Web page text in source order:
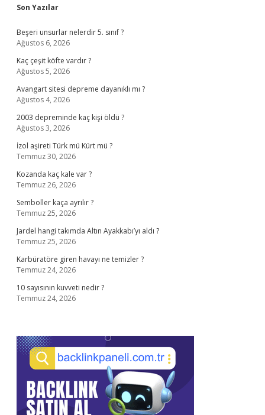
Sidebar
Son Yazılar
Beşeri unsurlar nelerdir 5. sınıf ?
Ağustos 6, 2026
Kaç çeşit köfte vardır ?
Ağustos 5, 2026
Avangart sitesi depreme dayanıklı mı ?
Ağustos 4, 2026
2003 depreminde kaç kişi öldü ?
Ağustos 3, 2026
İzol aşireti Türk mü Kürt mü ?
Temmuz 30, 2026
Kozanda kaç kale var ?
Temmuz 26, 2026
Semboller kaça ayrılır ?
Temmuz 25, 2026
Jardel hangi takımda Altın Ayakkabı’yı aldı ?
Temmuz 25, 2026
Karbüratöre giren havayı ne temizler ?
Temmuz 24, 2026
10 sayısının kuvveti nedir ?
Temmuz 24, 2026